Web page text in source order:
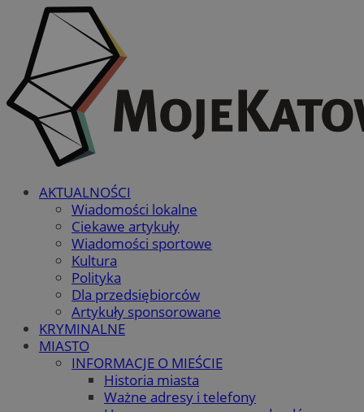
AKTUALNOŚCI
Wiadomości lokalne
Ciekawe artykuły
Wiadomości sportowe
Kultura
Polityka
Dla przedsiębiorców
Artykuły sponsorowane
KRYMINALNE
MIASTO
INFORMACJE O MIEŚCIE
Historia miasta
Ważne adresy i telefony